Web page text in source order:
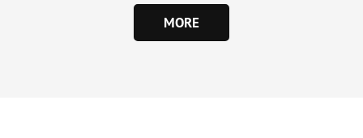
MORE